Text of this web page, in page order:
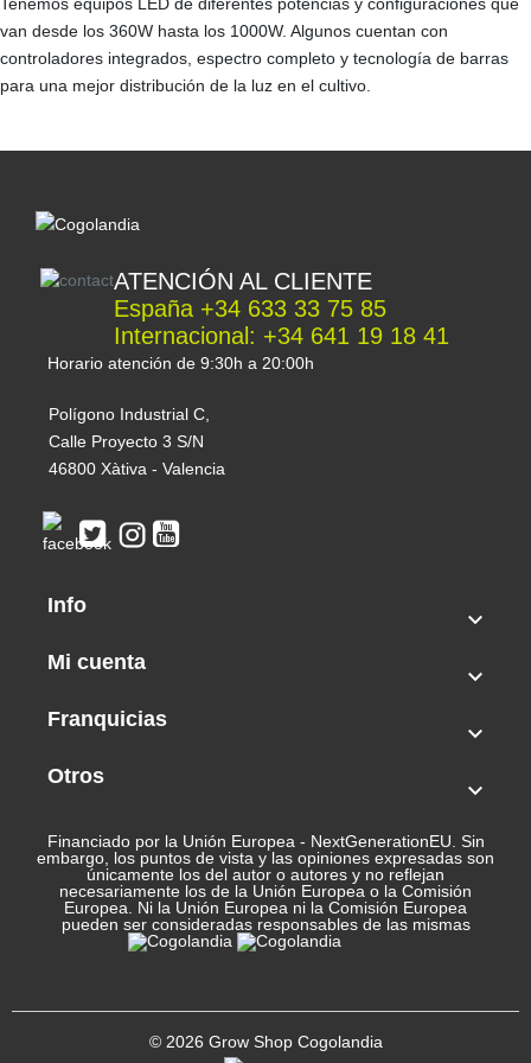
van desde los 360W hasta los 1000W. Algunos cuentan con
controladores integrados, espectro completo y tecnología de barras
para una mejor distribución de la luz en el cultivo.
ATENCIÓN AL CLIENTE
España +34 633 33 75 85
Internacional: +34 641 19 18 41
Horario atención de 9:30h a 20:00h
Polígono Industrial C,
Calle Proyecto 3 S/N
46800 Xàtiva - Valencia
Info

Mi cuenta

Franquicias

Otros

Financiado por la Unión Europea - NextGenerationEU. Sin
embargo, los puntos de vista y las opiniones expresadas son
únicamente los del autor o autores y no reflejan
necesariamente los de la Unión Europea o la Comisión
Europea. Ni la Unión Europea ni la Comisión Europea
pueden ser consideradas responsables de las mismas
© 2026 Grow Shop Cogolandia